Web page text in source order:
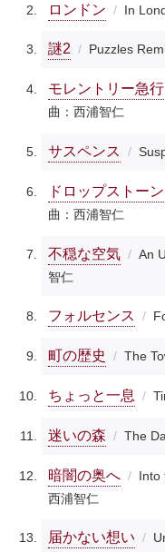
ロンドン In
謎2 Puzzles
モレントリー急行
曲：西浦智仁
サスペンス
ドロップストーン
曲：西浦智仁
不穏な空気 An
智仁
フォルセンス
町の歴史 The
ちょっと一息
迷いの森 The
暗闇の奥へ Into
西浦智仁
届かない想い